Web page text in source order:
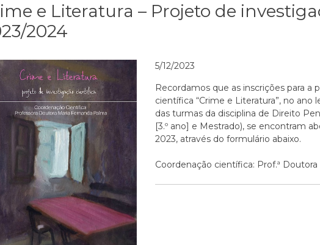
e Literatura – Projeto de
2024
5/12/2023
Recordamos que as inscrições para
científica “Crime e Literatura”, no
das turmas da disciplina de Direito
[3.º ano] e Mestrado), se encontram
2023, através do formulário abaixo.
Coordenação científica: Prof.ª